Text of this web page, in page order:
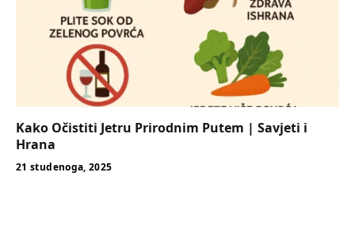
Kako Očistiti Jetru Prirodnim Putem | Savjeti i
Hrana
21 studenoga, 2025